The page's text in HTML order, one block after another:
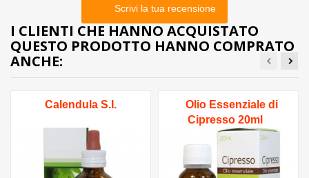
Scrivi la tua recensione
I CLIENTI CHE HANNO ACQUISTATO
QUESTO PRODOTTO HANNO COMPRATO
ANCHE:
Calendula S.I.
Olio Essenziale di
Cipresso 20ml